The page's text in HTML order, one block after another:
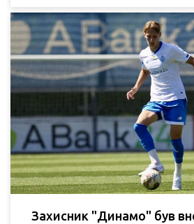
Захисник "Динамо" був